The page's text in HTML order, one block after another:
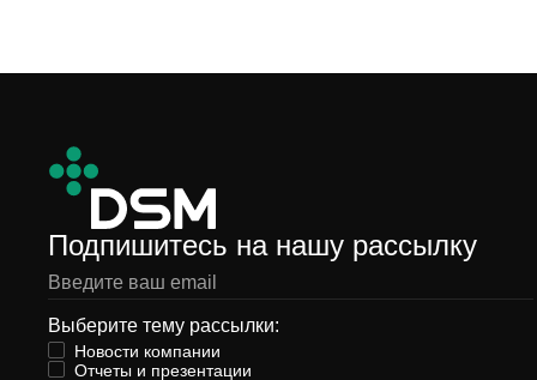
Подпишитесь на нашу рассылку
Выберите тему рассылки:
Новости компании
Отчеты и презентации